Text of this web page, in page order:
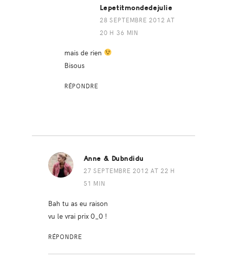
Lepetitmondedejulie
28 SEPTEMBRE 2012 AT
20 H 36 MIN
mais de rien
Bisous
RÉPONDRE
Anne & Dubndidu
27 SEPTEMBRE 2012 AT 22 H
51 MIN
Bah tu as eu raison
vu le vrai prix 0_0 !
RÉPONDRE